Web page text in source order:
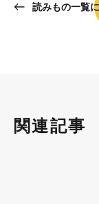
読みもの一覧
関連記事